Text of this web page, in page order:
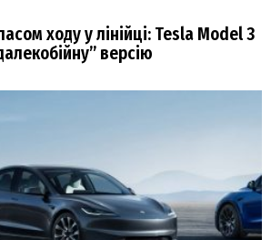
ходу у лінійці: Tesla Model 3
версію